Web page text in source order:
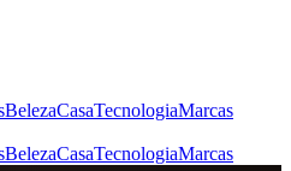
BelezaCasaTecnologiaMarcas
BelezaCasaTecnologiaMarcas